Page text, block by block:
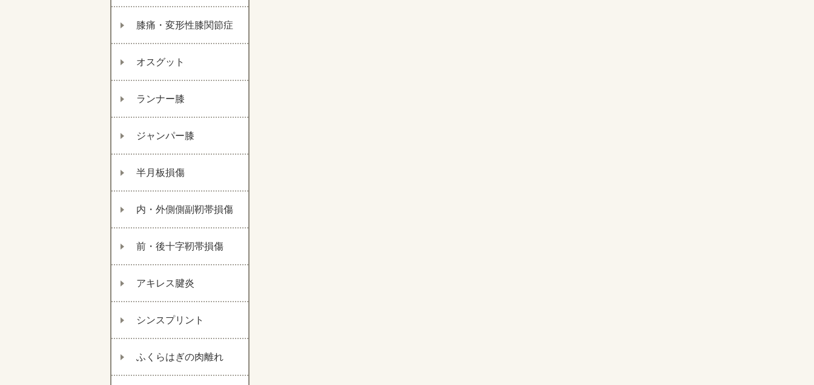
膝痛・変形性膝関節症
オスグット
ランナー膝
ジャンパー膝
半月板損傷
内・外側側副靭帯損傷
前・後十字靭帯損傷
アキレス腱炎
シンスプリント
ふくらはぎの肉離れ